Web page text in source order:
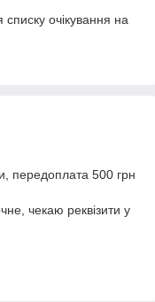
очікування на
передоплата 500 грн
чекаю реквізити у